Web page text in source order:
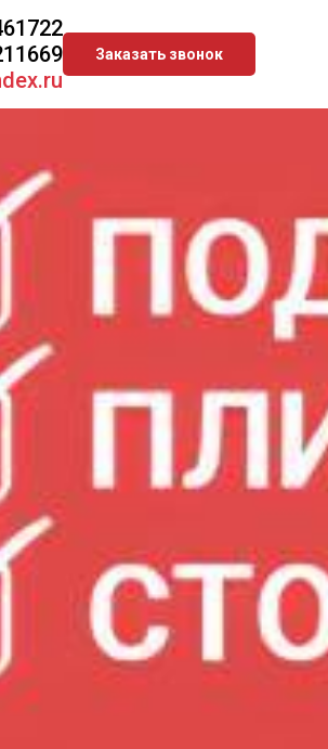
Заказать звонок